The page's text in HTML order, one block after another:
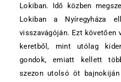
Lokiban. Idő közben
Lokiban a Nyíregyháza
visszavágóján. Ezt követően
keretből, mint utólag
gondok, emiatt kellett
szezon utolsó öt